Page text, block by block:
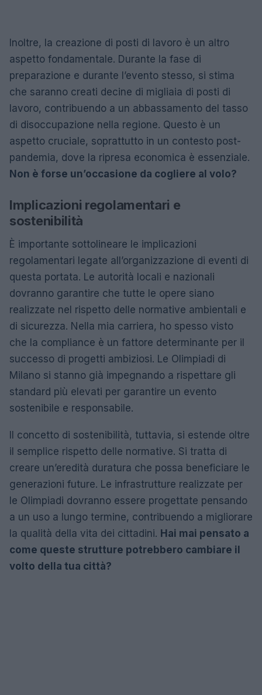
Inoltre, la creazione di posti di lavoro è un altro
aspetto fondamentale. Durante la fase di
preparazione e durante l’evento stesso, si stima
che saranno creati decine di migliaia di posti di
lavoro, contribuendo a un abbassamento del tasso
di disoccupazione nella regione. Questo è un
aspetto cruciale, soprattutto in un contesto post-
pandemia, dove la ripresa economica è essenziale.
Non è forse un’occasione da cogliere al volo?
Implicazioni regolamentari e
sostenibilità
È importante sottolineare le implicazioni
regolamentari legate all’organizzazione di eventi di
questa portata. Le autorità locali e nazionali
dovranno garantire che tutte le opere siano
realizzate nel rispetto delle normative ambientali e
di sicurezza. Nella mia carriera, ho spesso visto
che la compliance è un fattore determinante per il
successo di progetti ambiziosi. Le Olimpiadi di
Milano si stanno già impegnando a rispettare gli
standard più elevati per garantire un evento
sostenibile e responsabile.
Il concetto di sostenibilità, tuttavia, si estende oltre
il semplice rispetto delle normative. Si tratta di
creare un’eredità duratura che possa beneficiare le
generazioni future. Le infrastrutture realizzate per
le Olimpiadi dovranno essere progettate pensando
a un uso a lungo termine, contribuendo a migliorare
la qualità della vita dei cittadini. Hai mai pensato a
come queste strutture potrebbero cambiare il
volto della tua città?